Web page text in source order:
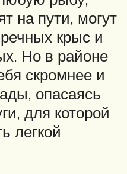
на пути, могут
речных крыс и
Но в районе
скромнее и
опасаясь
для которой
легкой